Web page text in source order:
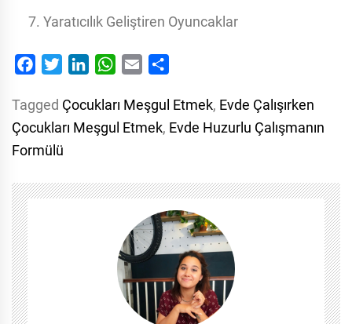
Yaratıcılık Geliştiren Oyuncaklar
FacebookTwitterLinkedInWhatsApp
Email
Tagged Çocukları Meşgul Etmek, Evde Çalışırken
Çocukları Meşgul Etmek, Evde Huzurlu Çalışmanın
Formülü